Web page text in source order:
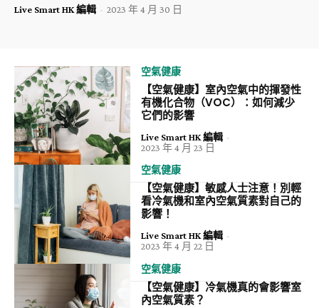
Live Smart HK 編輯 - 2023 年 4 月 30 日
空氣健康
【空氣健康】室內空氣中的揮發性
有機化合物（VOC）：如何減少
它們的影響
Live Smart HK 編輯 -
2023 年 4 月 23 日
空氣健康
【空氣健康】敏感人士注意！別輕
看冷氣機和室內空氣質素對自己的
影響！
Live Smart HK 編輯 -
2023 年 4 月 22 日
空氣健康
【空氣健康】冷氣機真的會影響室
內空氣質素？